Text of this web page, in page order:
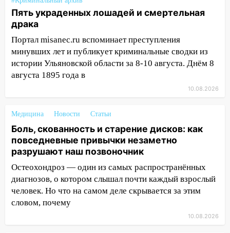
недели в Ульяновской области
09:18
движение трамваев в Ульяновске
09:15 Ураган, изнасилование ребенка,
автоподставы и атака беспилотников:
08:20
В Ульяновске восстановили
трамвайную и троллейбусную
инфраструктуру после шторма
08:19 Внимание! В Цильнинском районе
пропал 67-летний мужчина
08:11 На Ульяновск снова надвигается
Пять украденных лошадей и смертельная
драка
Портал misanec.ru вспоминает преступления
минувших лет и публикует криминальные сводки из
истории Ульяновской области за 8-10 августа. Днём 8
августа 1895 года в
10.08.2026
Медицина Новости Статьи
Боль, скованность и старение дисков: как
повседневные привычки незаметно
разрушают наш позвоночник
Остеохондроз — один из самых распространённых
диагнозов, о котором слышал почти каждый взрослый
человек. Но что на самом деле скрывается за этим
словом, почему
10.08.2026